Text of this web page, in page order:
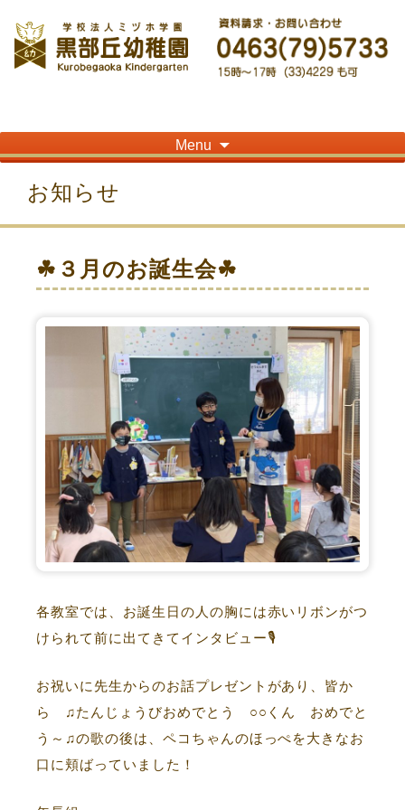
神奈川県平塚市の「学校法人ミヅホ学園黒部丘幼稚園」です！高麗山が見える閑静
な住宅街にある静かな環境で幼児教育を行っています
Menu
to
content
お知らせ
☘３月のお誕生会☘
各教室では、お誕生日の人の胸には赤いリボンがつ
けられて前に出てきてインタビュー🎙
お祝いに先生からのお話プレゼントがあり、皆か
ら ♫たんじょうびおめでとう ○○くん おめでと
う～♫の歌の後は、ペコちゃんのほっぺを大きなお
口に頬ばっていました！